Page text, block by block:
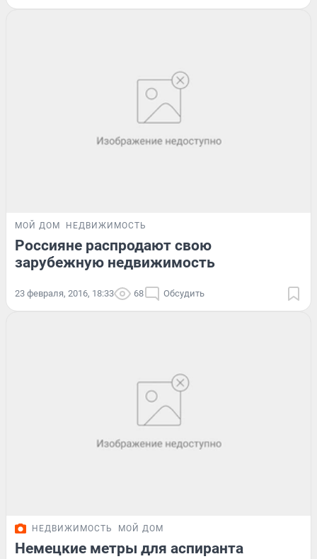
МОЙ ДОМ НЕДВИЖИМОСТЬ
Россияне распродают свою
зарубежную недвижимость
23 февраля, 2016, 18:33 68 Обсудить
НЕДВИЖИМОСТЬ МОЙ ДОМ
Немецкие метры для аспиранта